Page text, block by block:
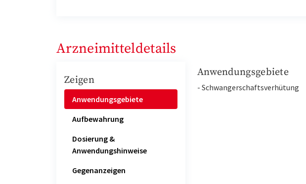
Arzneimitteldetails
Zeigen
Anwendungsgebiete
Aufbewahrung
Dosierung &
Anwendungshinweise
Gegenanzeigen
Anwendungsgebiete
- Schwangerschaftsverhütung